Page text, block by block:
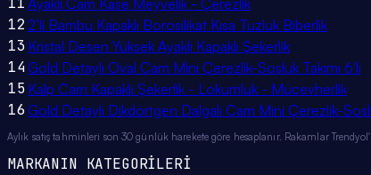
Ayaklı Cam Kase Meyvelik - Çerezlik
12 2’li Bambu Kapaklı Borosilikat Kısa Tuzluk Biberlik
13 Kristal Desen Yüksek Ayaklı Kapaklı Şekerlik
14 Gold Detaylı Oval Cam Mini Çerezlik-Sosluk Takımı 6'lı
15 Kalp Cam Kapaklı Şekerlik - Lokumluk - Mücevherlik
16 Gold Detaylı Dikdörtgen Dalgalı Cam Mini Çerezlik-
Aylık satış tahminleri son 30 günlük harekete göre hesaplanır. Rakamlar
MARKANIN KATEGORİLERİ